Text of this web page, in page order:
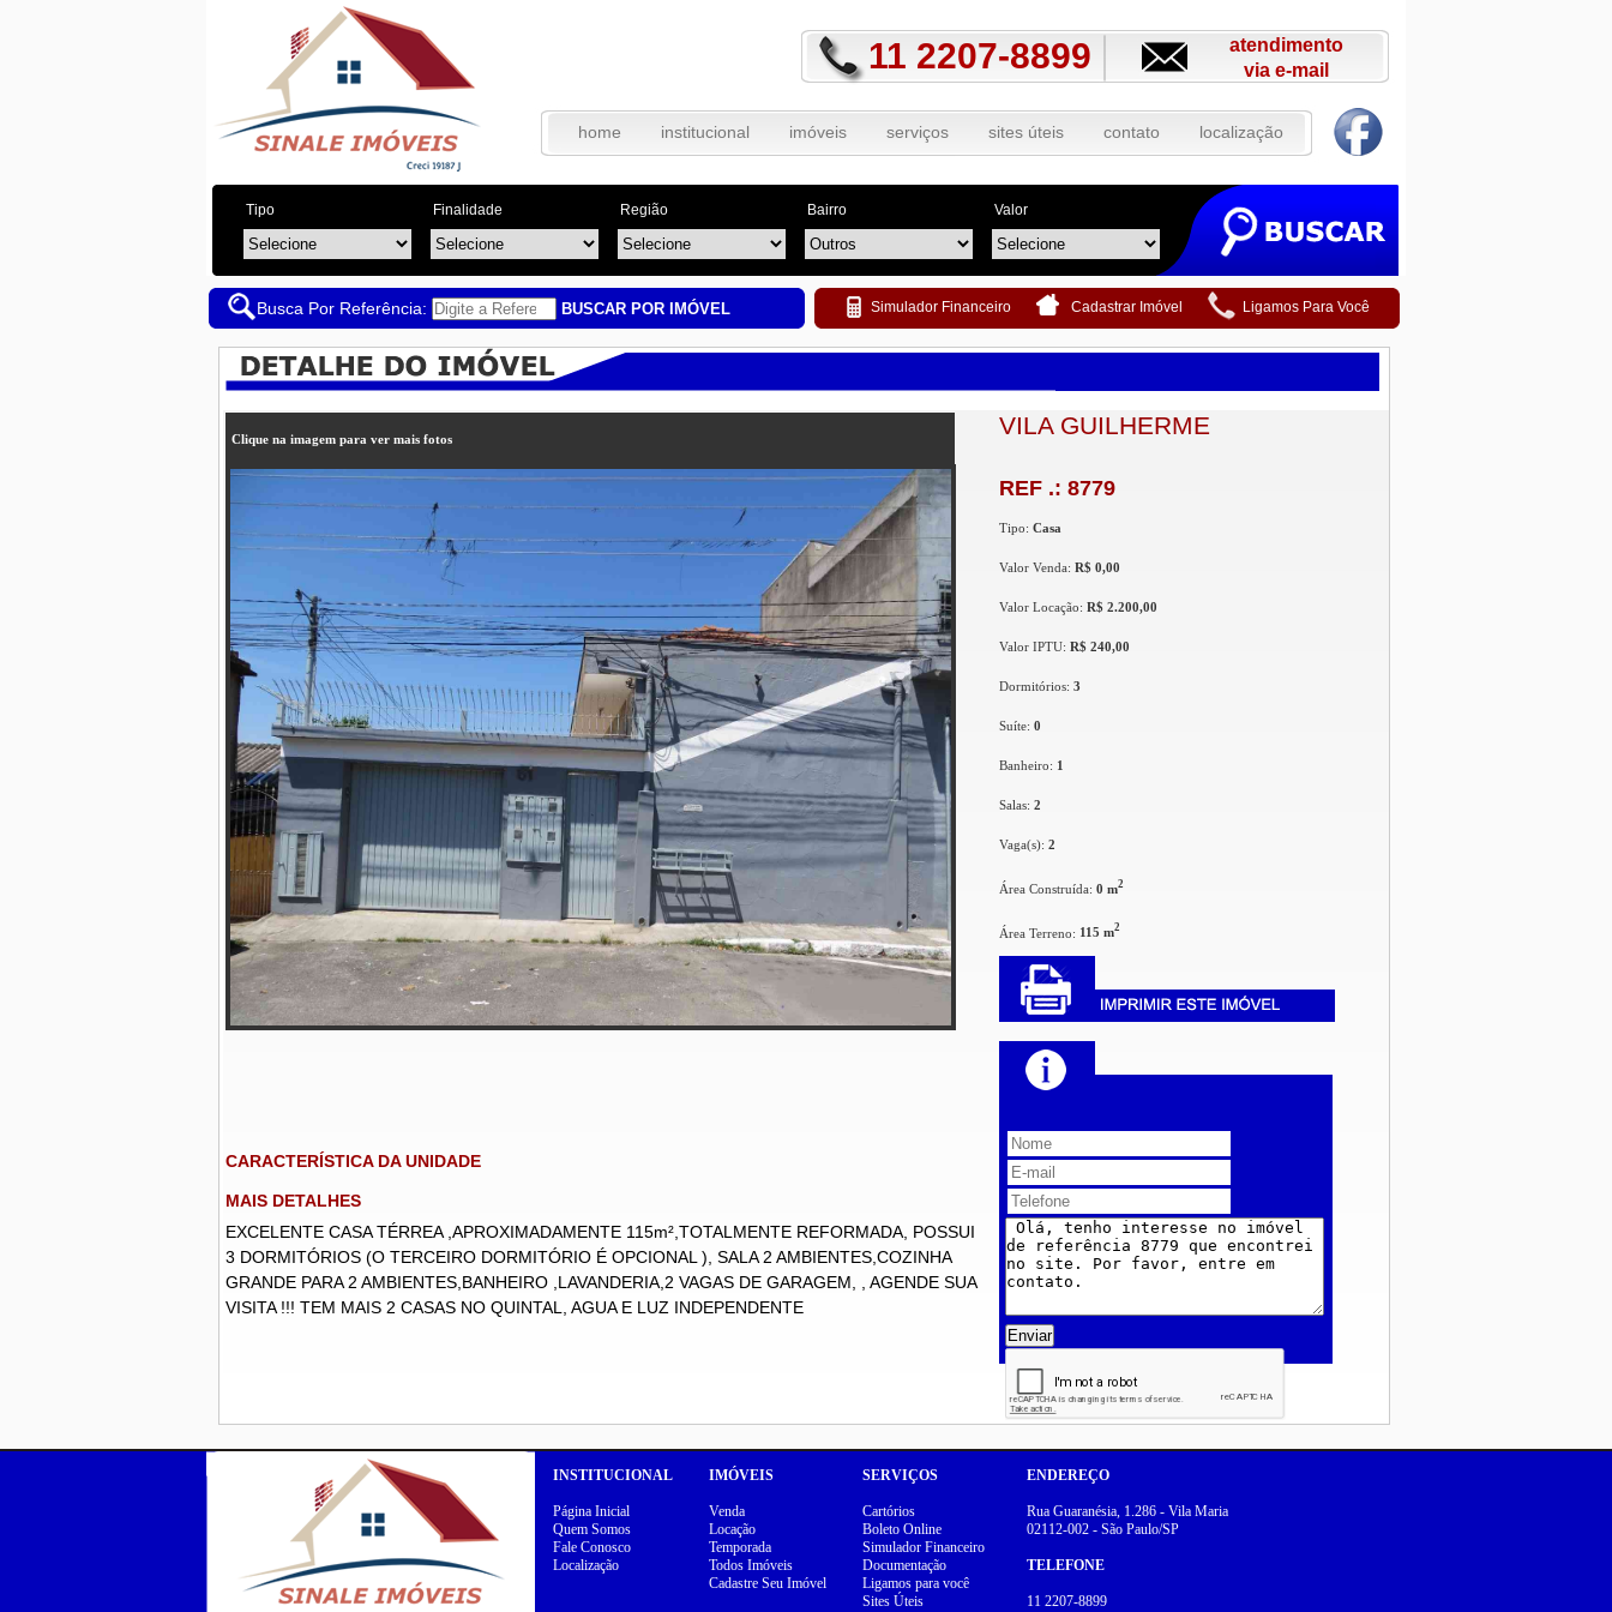
11 2207-8899
atendimento
via e-mail
home institucional imóveis serviços sites úteis contato localização
Tipo Finalidade Região Bairro Valor
Busca Por Referência: BUSCAR POR IMÓVEL Simulador Financeiro Cadastrar Imóvel Ligamos Para Você
Clique na imagem para ver mais fotos
CARACTERÍSTICA DA UNIDADE
MAIS DETALHES
EXCELENTE CASA TÉRREA ,APROXIMADAMENTE 115m²,TOTALMENTE REFORMADA, POSSUI
3 DORMITÓRIOS (O TERCEIRO DORMITÓRIO É OPCIONAL ), SALA 2 AMBIENTES,COZINHA
GRANDE PARA 2 AMBIENTES,BANHEIRO ,LAVANDERIA,2 VAGAS DE GARAGEM, , AGENDE SUA
VISITA !!! TEM MAIS 2 CASAS NO QUINTAL, AGUA E LUZ INDEPENDENTE
VILA GUILHERME
REF .: 8779
Tipo: Casa
Valor Venda: R$ 0,00
Valor Locação: R$ 2.200,00
Valor IPTU: R$ 240,00
Dormitórios: 3
Suíte: 0
Banheiro: 1
Salas: 2
Vaga(s): 2
Área Construída: 0 m2
Área Terreno: 115 m2
Enviar
INSTITUCIONAL
Página Inicial
Quem Somos
Fale Conosco
Localização
IMÓVEIS
Venda
Locação
Temporada
Todos Imóveis
Cadastre Seu Imóvel
SERVIÇOS
Cartórios
Boleto Online
Simulador Financeiro
Documentação
Ligamos para você
Sites Úteis
ENDEREÇO
Rua Guaranésia, 1.286 - Vila Maria
02112-002 - São Paulo/SP
TELEFONE
11 2207-8899